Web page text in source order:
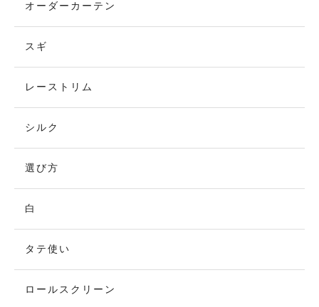
オーダーカーテン
スギ
レーストリム
シルク
選び方
白
タテ使い
ロールスクリーン